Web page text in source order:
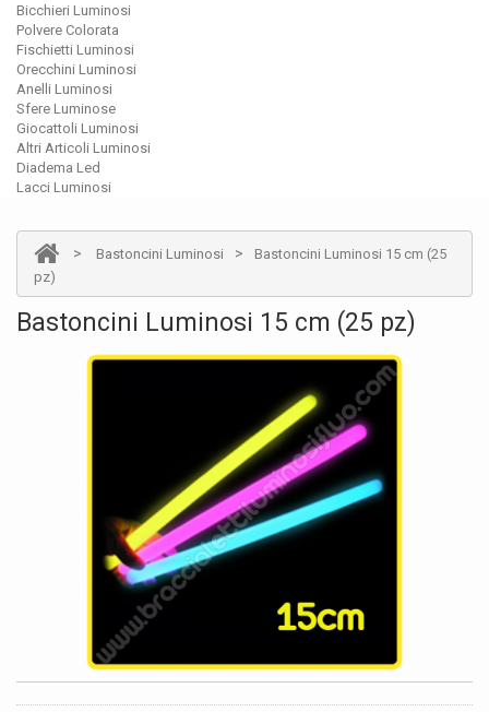
Bicchieri Luminosi
Polvere Colorata
Fischietti Luminosi
Orecchini Luminosi
Anelli Luminosi
Sfere Luminose
Giocattoli Luminosi
Altri Articoli Luminosi
Diadema Led
Lacci Luminosi
> Bastoncini Luminosi >
Bastoncini Luminosi 15 cm (25
pz)
Bastoncini Luminosi 15 cm (25 pz)